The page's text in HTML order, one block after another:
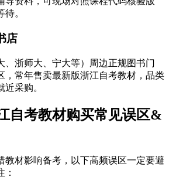
。
店
、浙师大、宁大等）周边正规图书门
，常年售卖最新版浙江自考教材，品类
采购。
自考教材购买常见误区&
教材影响备考，以下高频误区一定要避